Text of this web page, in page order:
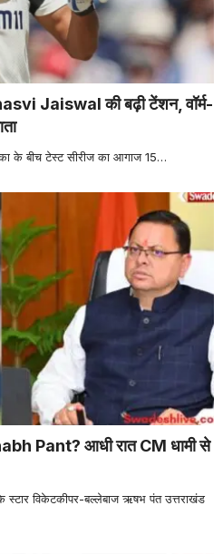
Jaiswal की बढ़ी टेंशन, वॉर्म-
के बीच टेस्ट सीरीज का आगाज 15…
Pant? आधी रात CM धामी से
विकेटकीपर-बल्लेबाज ऋषभ पंत उत्तराखंड